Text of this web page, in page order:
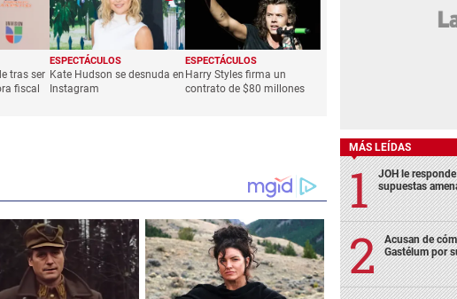
tras ser
fiscal
ESPECTÁCULOS
Kate Hudson se desnuda en
Instagram
ESPECTÁCULOS
Harry Styles firma un
contrato de $80 millones
MÁS LEÍDAS
JOH le
supuestas
Acusan de
Gastélum por